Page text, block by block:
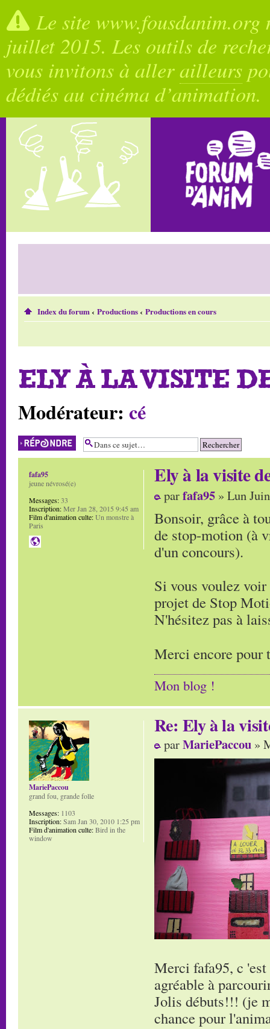
Le site
juillet 2015. Les outils de
vous invitons à allerailleurs
dédiés au cinéma d’animation.
Index du forum‹ Productions‹ Productions en cours
ELY À LA VISITE
Modérateur: cé
Répondre
Ely à la visite
parfafa95 » Lun
Bonsoir, grâce à
de stop-motion (à
d'un concours).
Si vous voulez
projet de Stop
N'hésitez pas à
Merci encore pour
Mon blog !
fafa95
jeune névrosé(e)
Messages:33
Inscription:Mer Jan 28, 2015 9:45 am
Film d'animation culte:Un monstre à
Paris
Re: Ely à la
parMariePaccou »
Merci fafa95, c
agréable à
Jolis débuts!!! (je
chance pour
MariePaccou
grand fou, grande folle
Messages: 1103
Inscription:Sam Jan 30, 2010 1:25 pm
Film d'animation culte:Bird in the
window